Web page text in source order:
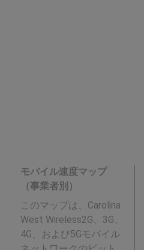
モバイル速度マップ
（事業者別）
このマップは、Carolina
West Wireless2G、3G、
4G、および5Gモバイル